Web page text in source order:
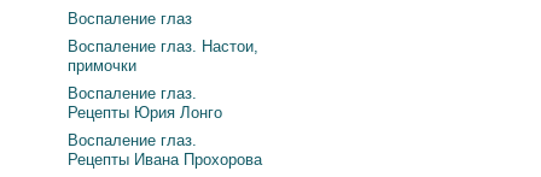
Воспаление глаз
Воспаление глаз. Настои,
примочки
Воспаление глаз.
Рецепты Юрия Лонго
Воспаление глаз.
Рецепты Ивана Прохорова